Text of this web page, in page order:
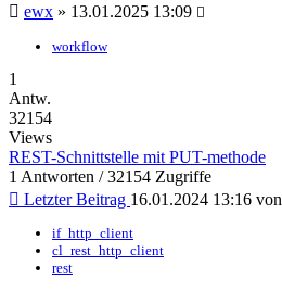
ewx » 13.01.2025 13:09
workflow
1
Antw.
32154
Views
REST-Schnittstelle mit PUT-methode
1 Antworten / 32154 Zugriffe
Letzter Beitrag 16.01.2024 13:16 von
if_http_client
cl_rest_http_client
rest